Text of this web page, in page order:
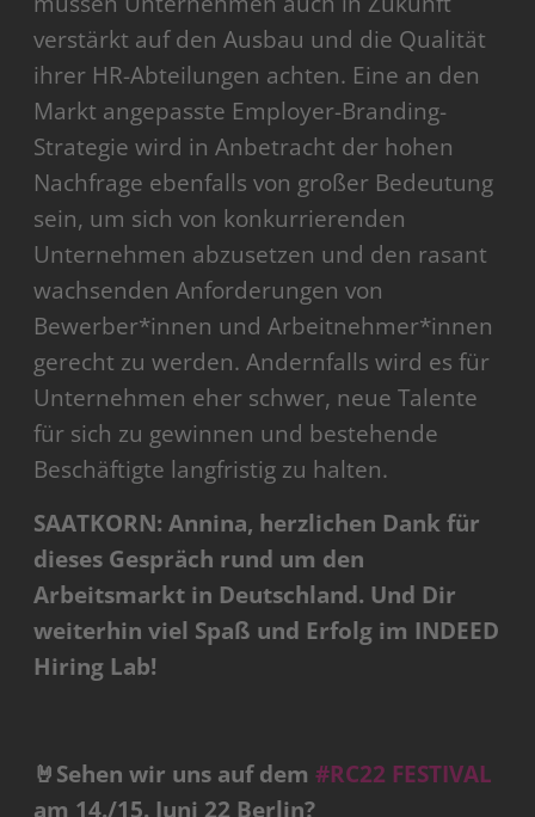
verstärkt auf den Ausbau und die Qualität
ihrer HR-Abteilungen achten. Eine an den
Markt angepasste Employer-Branding-
Strategie wird in Anbetracht der hohen
Nachfrage ebenfalls von großer Bedeutung
sein, um sich von konkurrierenden
Unternehmen abzusetzen und den rasant
wachsenden Anforderungen von
Bewerber*innen und Arbeitnehmer*innen
gerecht zu werden. Andernfalls wird es für
Unternehmen eher schwer, neue Talente
für sich zu gewinnen und bestehende
Beschäftigte langfristig zu halten.
SAATKORN: Annina, herzlichen Dank für
dieses Gespräch rund um den
Arbeitsmarkt in Deutschland. Und Dir
weiterhin viel Spaß und Erfolg im INDEED
Hiring Lab!
🤘Sehen wir uns auf dem#RC22 FESTIVAL
am 14./15. Juni 22 Berlin?